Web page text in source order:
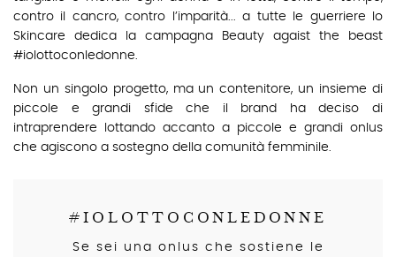
contro il cancro, contro l’imparità... a tutte le guerriere Io
Skincare dedica la campagna Beauty agaist the beast
#iolottoconledonne.
Non un singolo progetto, ma un contenitore, un insieme di
piccole e grandi sfide che il brand ha deciso di
intraprendere lottando accanto a piccole e grandi onlus
che agiscono a sostegno della comunità femminile.
#IOLOTTOCONLEDONNE
Se sei una onlus che sostiene le